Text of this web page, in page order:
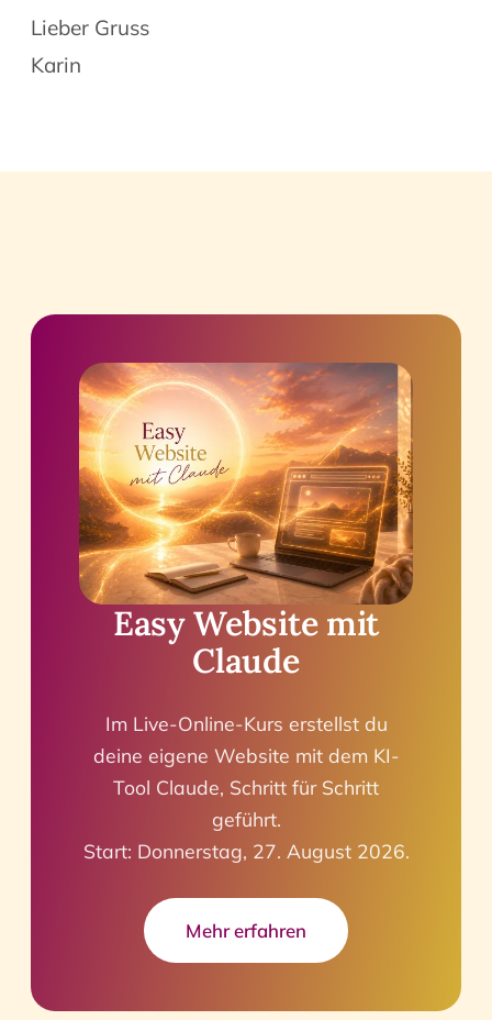
Lieber Gruss
Karin
Easy Website mit
Claude
Im Live-Online-Kurs erstellst du
deine eigene Website mit dem KI-
Tool Claude, Schritt für Schritt
geführt.
Start: Donnerstag, 27. August 2026.
Mehr erfahren